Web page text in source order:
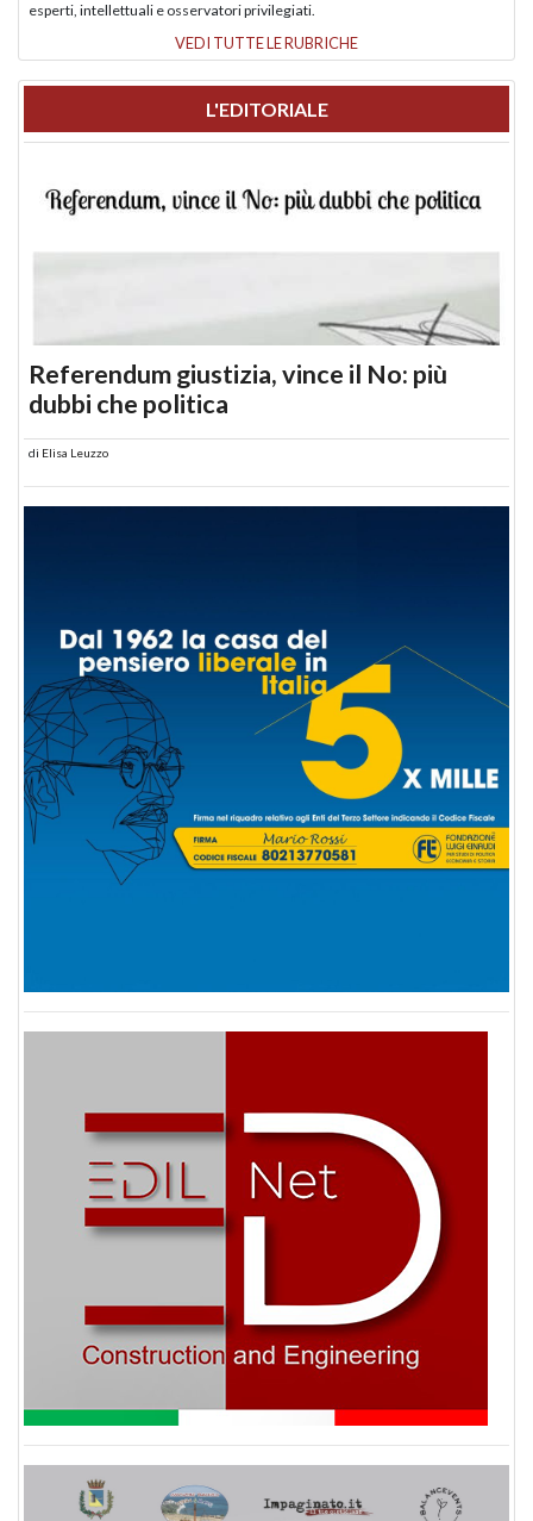
esperti, intellettuali e osservatori privilegiati.
VEDI TUTTE LE RUBRICHE
L'EDITORIALE
Referendum giustizia, vince il No: più
dubbi che politica
di Elisa Leuzzo